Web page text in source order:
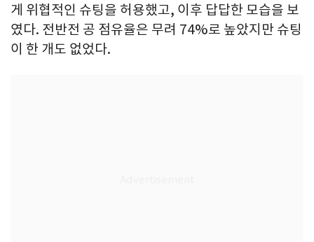
게 위협적인 슈팅을 허용했고, 이후 답답한 모습을 보
였다. 전반전 공 점유율은 무려 74%로 높았지만 슈팅
이 한 개도 없었다.